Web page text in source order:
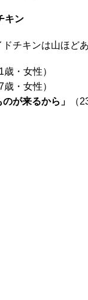
キン
チキンは山ほど
・女性）
・女性）
が来るから」
（